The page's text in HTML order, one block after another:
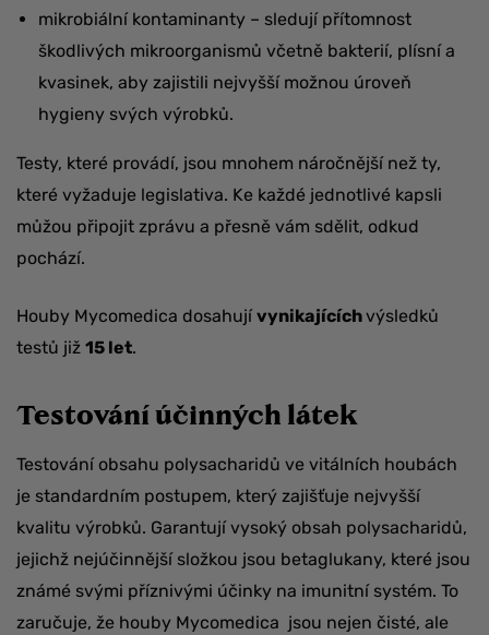
mikrobiální kontaminanty – sledují přítomnost
škodlivých mikroorganismů včetně bakterií, plísní a
kvasinek, aby zajistili nejvyšší možnou úroveň
hygieny svých výrobků.
Testy, které provádí, jsou mnohem náročnější než ty,
které vyžaduje legislativa. Ke každé jednotlivé kapsli
můžou připojit zprávu a přesně vám sdělit, odkud
pochází.
Houby Mycomedica dosahujívynikajícíchvýsledků
testů již 15 let.
Testování účinných látek
Testování obsahu polysacharidů ve vitálních houbách
je standardním postupem, který zajišťuje nejvyšší
kvalitu výrobků. Garantují vysoký obsah polysacharidů,
jejichž nejúčinnější složkou jsou betaglukany, které jsou
známé svými příznivými účinky na imunitní systém. To
zaručuje, že houby Mycomedica jsou nejen čisté, ale